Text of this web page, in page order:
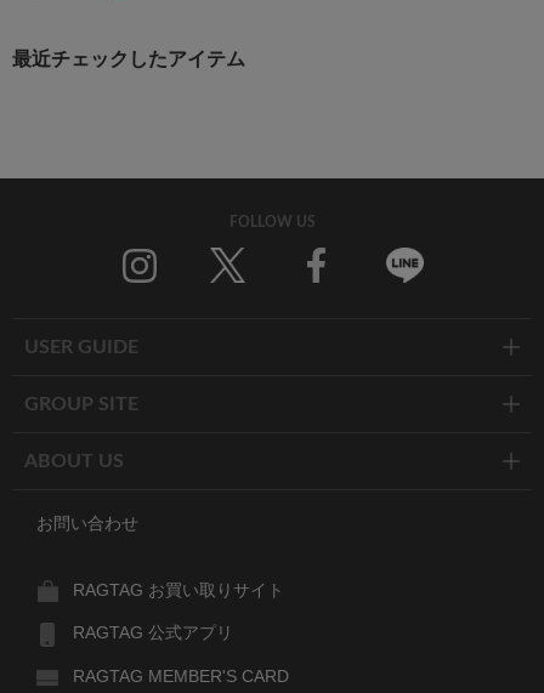
最近チェックしたアイテム
FOLLOW US
USER GUIDE
GROUP SITE
ABOUT US
お問い合わせ
RAGTAG お買い取りサイト
RAGTAG 公式アプリ
RAGTAG MEMBER'S CARD